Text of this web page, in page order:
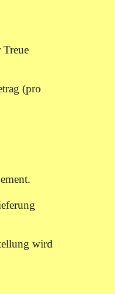
(pro
wird